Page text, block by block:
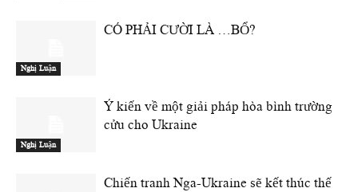
Nghị Luận
CÓ PHẢI CƯỜI LÀ …BỔ?
Nghị Luận
Ý kiến về một giải pháp hòa bình trường
cửu cho Ukraine
Chiến tranh Nga-Ukraine sẽ kết thúc thế